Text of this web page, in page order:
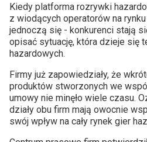
Kiedy platforma rozrywki
z wiodących operatorów na
jednoczą się - konkurenci stają
opisać sytuację, która dzieje się
hazardowych.
Firmy już zapowiedziały, że
produktów stworzonych we
umowy nie minęło wiele czasu.
działy obu firm mają owocnie
swój wpływ na cały rynek gier